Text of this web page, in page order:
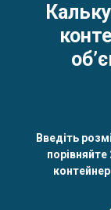
Введіть
порівняйте